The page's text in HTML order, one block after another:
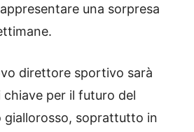
una sorpresa
direttore sportivo sarà
chiave per il futuro del
soprattutto in